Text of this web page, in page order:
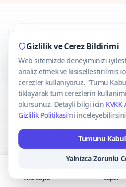
© 2025 CaseOnn. Tüm
VISA
Gizlilik ve Cerez Bildirimi
Web sitemizde deneyiminizi
analiz etmek ve kisisellestirilmis
cerezler kullaniyoruz. "Tumu
tiklayarak tum cerezlerin
olursunuz. Detayli bilgi icin
Gizlilik Politikasi'ni
Tumunu
Yalnizca Zorunlu
Ana Sayfa Sepet